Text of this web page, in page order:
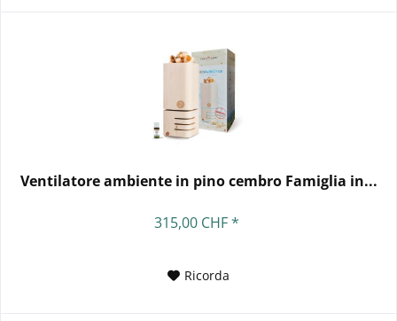
Ventilatore ambiente in pino cembro Famiglia in...
315,00 CHF *
Ricorda